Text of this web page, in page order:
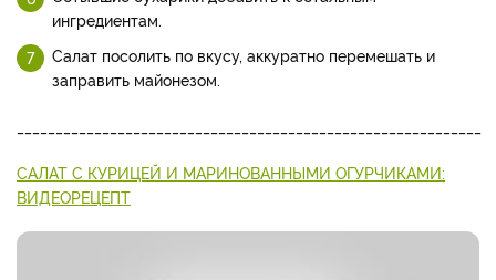
ингредиентам.
Салат посолить по вкусу, аккуратно перемешать и
заправить майонезом.
САЛАТ С КУРИЦЕЙ И МАРИНОВАННЫМИ ОГУРЧИКАМИ:
ВИДЕОРЕЦЕПТ